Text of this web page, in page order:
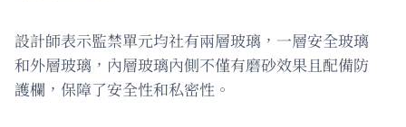
設計師表示監禁單元均社有兩層玻璃，一層安全玻璃
和外層玻璃，內層玻璃內側不僅有磨砂效果且配備防
護欄，保障了安全性和私密性。